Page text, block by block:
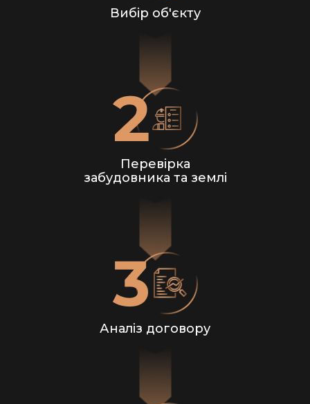
Вибір об'єкту
Перевірка
забудовника та землі
Аналіз договору